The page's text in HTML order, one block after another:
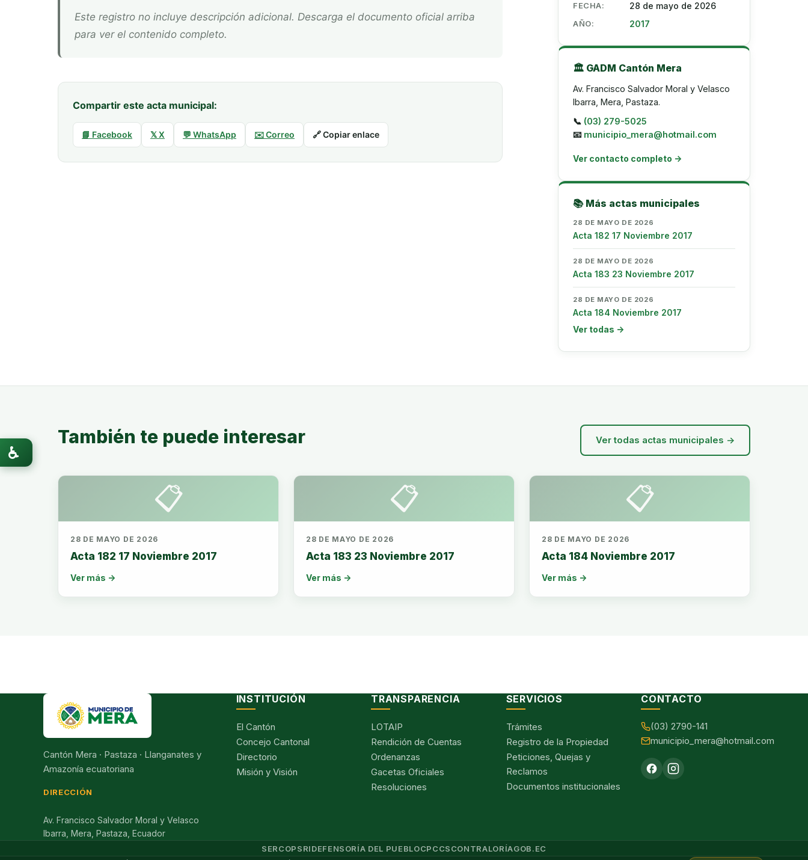
Este registro no incluye descripción adicional. Descarga el documento oficial arriba
para ver el contenido completo.
Compartir este acta municipal:
📘 Facebook 𝕏 X 💬 WhatsApp ✉️ Correo 🔗 Copiar enlace
FECHA: 28 de mayo de 2026
AÑO: 2017
🏛️ GADM Cantón Mera
Av. Francisco Salvador Moral y Velasco
Ibarra, Mera, Pastaza.
📞 (03) 279-5025
📧 municipio_mera@hotmail.com
Ver contacto completo →
📚 Más actas municipales
28 DE MAYO DE 2026
Acta 182 17 Noviembre 2017
28 DE MAYO DE 2026
Acta 183 23 Noviembre 2017
28 DE MAYO DE 2026
Acta 184 Noviembre 2017
Ver todas →
También te puede interesar Ver todas actas municipales →
📋
28 DE MAYO DE 2026
Acta 182 17 Noviembre 2017
Ver más →
📋
28 DE MAYO DE 2026
Acta 183 23 Noviembre 2017
Ver más →
📋
28 DE MAYO DE 2026
Acta 184 Noviembre 2017
Ver más →
Cantón Mera · Pastaza · Llanganates y
Amazonía ecuatoriana
DIRECCIÓN
Av. Francisco Salvador Moral y Velasco
Ibarra, Mera, Pastaza, Ecuador
INSTITUCIÓN
El Cantón
Concejo Cantonal
Directorio
Misión y Visión
TRANSPARENCIA
LOTAIP
Rendición de Cuentas
Ordenanzas
Gacetas Oficiales
Resoluciones
SERVICIOS
Trámites
Registro de la Propiedad
Peticiones, Quejas y
Reclamos
Documentos institucionales
CONTACTO
(03) 2790-141
municipio_mera@hotmail.com
SERCOPSRIDEFENSORÍA DEL PUEBLOCPCCSCONTRALORÍAGOB.EC
♿